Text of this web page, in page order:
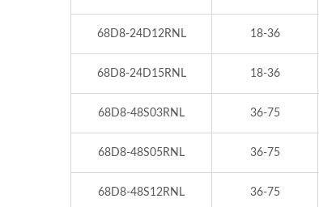
68D8-24D12RNL 18-36
68D8-24D15RNL 18-36
68D8-48S03RNL 36-75
68D8-48S05RNL 36-75
68D8-48S12RNL 36-75